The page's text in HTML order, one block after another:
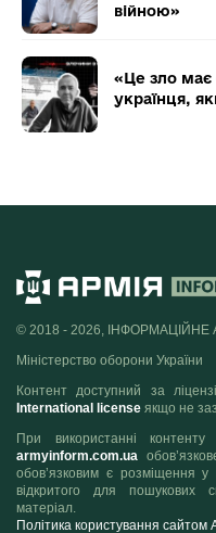
війною»
«Це зло має
українця,
© 2018 - 2026,
Міністерство оборони України
Контент доступний за
International license якщо не
При використанні
armyinform.com.ua
обов’язковим є розміщення
відкритого для пошукових
матеріал.
Політика користування сайтом